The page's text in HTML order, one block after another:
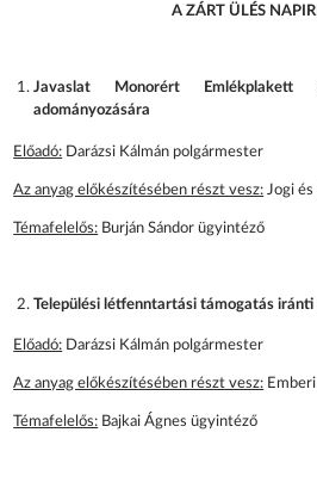
A ZÁRT ÜLÉS
Javaslat Monorért
adományozására
Előadó: Darázsi Kálmán polgármester
Az anyag előkészítésében részt vesz: Jogi
Témafelelős: Burján Sándor ügyintéző
Települési létfenntartási támogatás iránti
Előadó: Darázsi Kálmán polgármester
Az anyag előkészítésében részt vesz:
Témafelelős: Bajkai Ágnes ügyintéző